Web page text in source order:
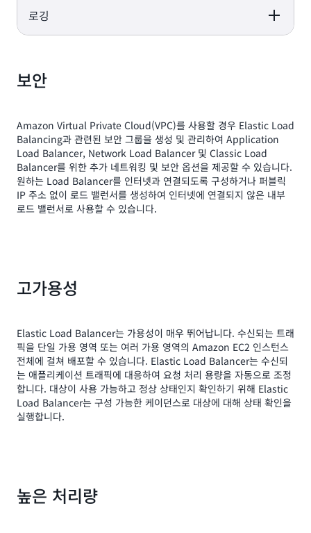
Application Load
Gateway Load
로깅
보안
Amazon Virtual Private Cloud(VPC)를 사용할 경우 Elastic Load
Balancing과 관련된 보안 그룹을 생성 및 관리하여 Application
Load Balancer, Network Load Balancer 및 Classic Load
Balancer를 위한 추가 네트워킹 및 보안 옵션을 제공할 수 있습니다.
원하는 Load Balancer를 인터넷과 연결되도록 구성하거나 퍼블릭
IP 주소 없이 로드 밸런서를 생성하여 인터넷에 연결되지 않은 내부
로드 밸런서로 사용할 수 있습니다.
고가용성
Elastic Load Balancer는 가용성이 매우 뛰어납니다. 수신되는 트래
픽을 단일 가용 영역 또는 여러 가용 영역의 Amazon EC2 인스턴스
전체에 걸쳐 배포할 수 있습니다. Elastic Load Balancer는 수신되
는 애플리케이션 트래픽에 대응하여 요청 처리 용량을 자동으로 조정
합니다. 대상이 사용 가능하고 정상 상태인지 확인하기 위해 Elastic
Load Balancer는 구성 가능한 케이던스로 대상에 대해 상태 확인을
실행합니다.
높은 처리량